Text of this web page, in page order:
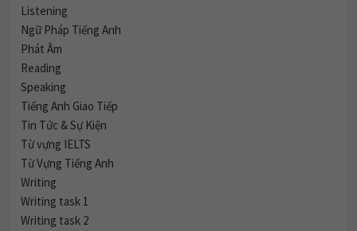
Listening
Ngữ Pháp Tiếng Anh
Phát Âm
Reading
Speaking
Tiếng Anh Giao Tiếp
Tin Tức & Sự Kiện
Từ vựng IELTS
Từ Vựng Tiếng Anh
Writing
Writing task 1
Writing task 2